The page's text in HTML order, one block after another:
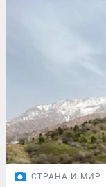
СТРАНА И МИР